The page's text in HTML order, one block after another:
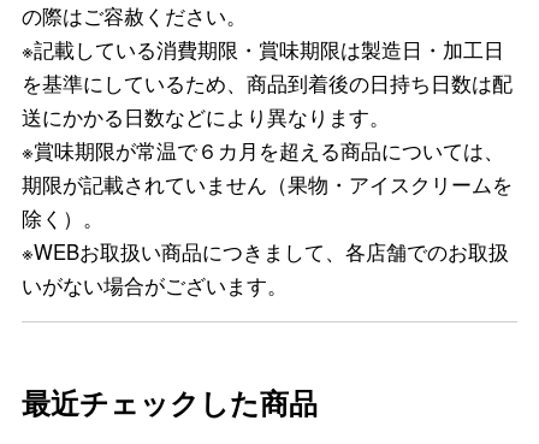
の際はご容赦ください。
※記載している消費期限・賞味期限は製造日・加工日
を基準にしているため、商品到着後の日持ち日数は配
送にかかる日数などにより異なります。
※賞味期限が常温で６カ月を超える商品については、
期限が記載されていません（果物・アイスクリームを
除く）。
※WEBお取扱い商品につきまして、各店舗でのお取扱
いがない場合がございます。
最近チェックした商品